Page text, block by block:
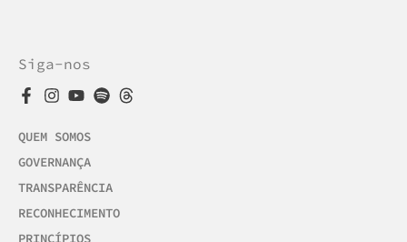
Siga-nos
QUEM SOMOS
GOVERNANÇA
TRANSPARÊNCIA
RECONHECIMENTO